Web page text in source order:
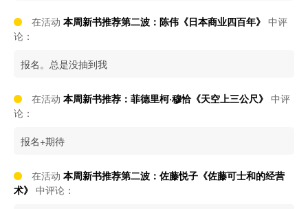
在活动 本周新书推荐第二波：陈伟《日本商业四百年》 中评
论：
报名。总是没抽到我
在活动 本周新书推荐：菲德里柯·穆恰《天空上三公尺》 中评
论：
报名+期待
在活动 本周新书推荐第二波：佐藤悦子《佐藤可士和的经营
术》 中评论：